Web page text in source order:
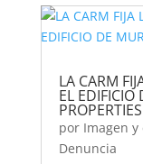
LA CARM
EL EDIFICIO
PROPERTIES
por Imagen
Denuncia